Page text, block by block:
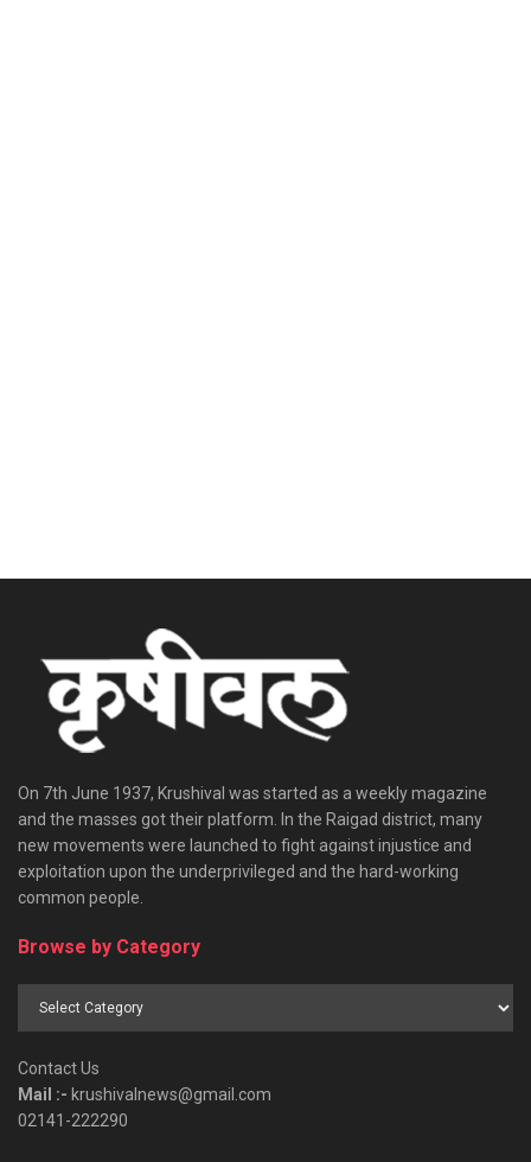
On 7th June 1937, Krushival was started as a weekly magazine
and the masses got their platform. In the Raigad district, many
new movements were launched to fight against injustice and
exploitation upon the underprivileged and the hard-working
common people.
Browse by Category
Contact Us
Mail :- krushivalnews@gmail.com
02141-222290